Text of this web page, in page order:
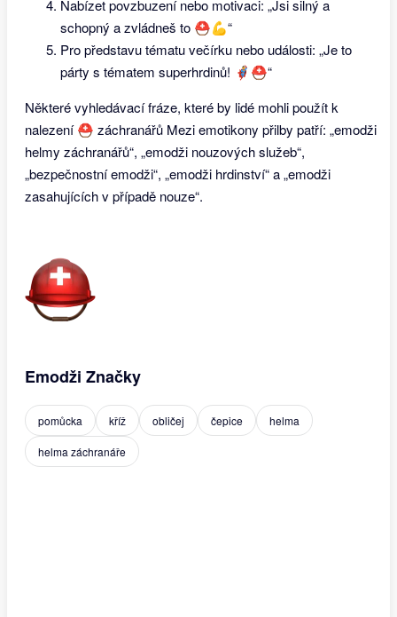
Nabízet povzbuzení nebo motivaci: „Jsi silný a
schopný a zvládneš to ⛑💪“
Pro představu tématu večírku nebo události: „Je to
párty s tématem superhrdinů! 🦸‍♂️⛑“
Některé vyhledávací fráze, které by lidé mohli použít k
nalezení ⛑ záchranářů Mezi emotikony přilby patří: „emodži
helmy záchranářů“, „emodži nouzových služeb“,
„bezpečnostní emodži“, „emodži hrdinství“ a „emodži
zasahujících v případě nouze“.
Emodži Značky
pomůcka kříž obličej čepice helma
helma záchranáře